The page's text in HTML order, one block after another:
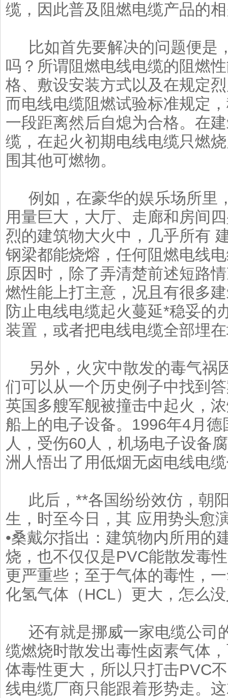
缆，因此普及阻燃电缆产品的
比如首先要解决的问题便是
吗？所谓阻燃电线电缆的阻燃
格、敷设安装方式以及在规定
而电线电缆阻燃试验标准规定
一段距离然后自熄为合格。在
缆，在起火初期电线电缆只燃
围其他可燃物。
例如，在豪华的娱乐场所里
用量巨大，大厅、走廊和房间
烈的建筑物大火中，几乎所有
钢梁都能烧熔，任何阻燃电线
原因时，除了弄清楚前述短路
燃性能上打主意，况且有很多
防止电线电缆起火蔓延*稳妥的
装置，或者把电线电缆全部埋
另外，火灾中散发的毒气祸
们可以从一个历史例子中找到
英国多艘军舰被撞击中起火，
船上的电子设备。1996年4月
人，受伤60人，机场电子设备
洲人悟出了用低烟无卤电线电
此后，**各国纷纷效仿，朝
生，时至今日，其 应用势头愈
•桑戴尔指出：建筑物内所用的
烧，也不仅仅是PVC能散发毒
更严重些；至于气体的毒性，
化氢气体（HCL）更大，怎么
还有就是挪威一家电缆公司
缆燃烧时散发出毒性卤素气体
体毒性更大，所以只打击PVC
线电缆厂商只能跟着形势走。